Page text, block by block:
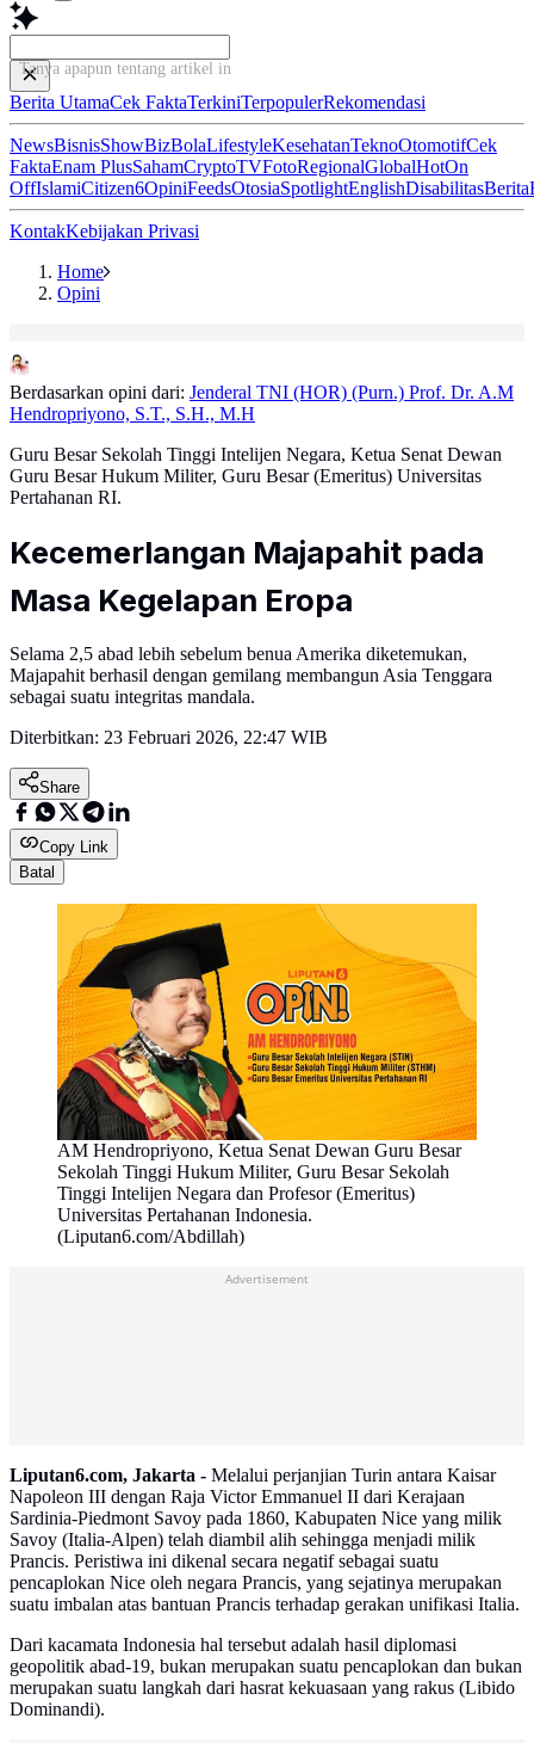
Tanya apapun tentang artikel ini...
Berita UtamaCek FaktaTerkiniTerpopulerRekomendasi
NewsBisnisShowBizBolaLifestyleKesehatanTeknoOtomotifCek
FaktaEnam PlusSahamCryptoTVFotoRegionalGlobalHotOn
OffIslamiCitizen6OpiniFeedsOtosiaSpotlightEnglishDisabilitasBerita
KontakKebijakan Privasi
Home
Opini
Berdasarkan opini dari: Jenderal TNI (HOR) (Purn.) Prof. Dr. A.M
Hendropriyono, S.T., S.H., M.H
Guru Besar Sekolah Tinggi Intelijen Negara, Ketua Senat Dewan
Guru Besar Hukum Militer, Guru Besar (Emeritus) Universitas
Pertahanan RI.
Kecemerlangan Majapahit pada
Masa Kegelapan Eropa
Selama 2,5 abad lebih sebelum benua Amerika diketemukan,
Majapahit berhasil dengan gemilang membangun Asia Tenggara
sebagai suatu integritas mandala.
Diterbitkan: 23 Februari 2026, 22:47 WIB
Share
Copy Link
Batal
AM Hendropriyono, Ketua Senat Dewan Guru Besar
Sekolah Tinggi Hukum Militer, Guru Besar Sekolah
Tinggi Intelijen Negara dan Profesor (Emeritus)
Universitas Pertahanan Indonesia.
(Liputan6.com/Abdillah)
Advertisement
Liputan6.com, Jakarta - Melalui perjanjian Turin antara Kaisar
Napoleon III dengan Raja Victor Emmanuel II dari Kerajaan
Sardinia-Piedmont Savoy pada 1860, Kabupaten Nice yang milik
Savoy (Italia-Alpen) telah diambil alih sehingga menjadi milik
Prancis. Peristiwa ini dikenal secara negatif sebagai suatu
pencaplokan Nice oleh negara Prancis, yang sejatinya merupakan
suatu imbalan atas bantuan Prancis terhadap gerakan unifikasi Italia.
Dari kacamata Indonesia hal tersebut adalah hasil diplomasi
geopolitik abad-19, bukan merupakan suatu pencaplokan dan bukan
merupakan suatu langkah dari hasrat kekuasaan yang rakus (Libido
Dominandi).